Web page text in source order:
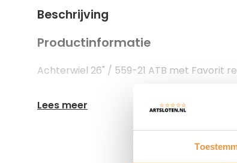
Beschrijving
Productinformatie
Achterwiel 26" / 559-21 ATB met Favorit
Lees meer